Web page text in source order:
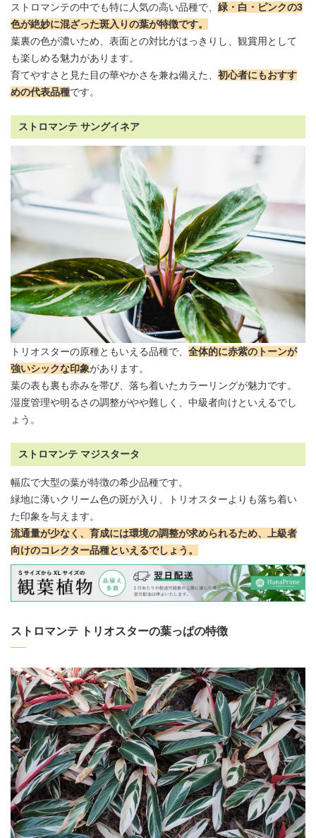
ストロマンテの中でも特に人気の高い品種で、 緑・白・ピンクの3
色が絶妙に混ざった斑入りの葉が特徴です。
葉裏の色が濃いため、表面との対比がはっきりし、観賞用として
も楽しめる魅力があります。
育てやすさと見た目の華やかさを兼ね備えた、 初心者にもおすす
めの代表品種です。
ストロマンテ サングイネア
トリオスターの原種ともいえる品種で、 全体的に赤紫のトーンが
強いシックな印象があります。
葉の表も裏も赤みを帯び、落ち着いたカラーリングが魅力です。
湿度管理や明るさの調整がやや難しく、中級者向けといえるでし
ょう。
ストロマンテ マジスタータ
幅広で大型の葉が特徴の希少品種です。
緑地に薄いクリーム色の斑が入り、トリオスターよりも落ち着い
た印象を与えます。
流通量が少なく、育成には環境の調整が求められるため、上級者
向けのコレクター品種といえるでしょう。
ストロマンテ トリオスターの葉っぱの特徴